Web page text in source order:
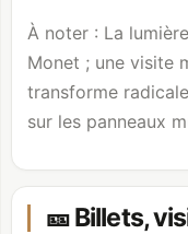
À noter : La
Monet ; une visite
transforme
sur les panneaux
🎫 Billets,